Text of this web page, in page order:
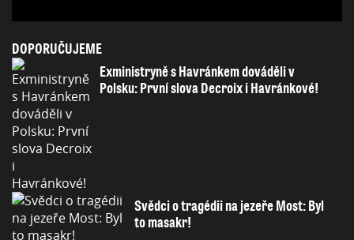
DOPORUČUJEME
Exministryně s Havránkem dováděli v
Polsku: První slova Decroix i Havránkové!
Svědci o tragédii na jezeře Most: Byl
to masakr!